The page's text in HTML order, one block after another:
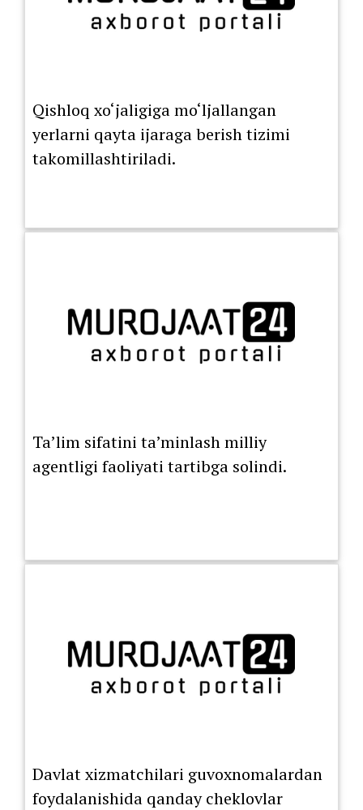
Qishloq xo‘jaligiga mo‘ljallangan
yerlarni qayta ijaraga berish tizimi
takomillashtiriladi.
Ta’lim sifatini ta’minlash milliy
agentligi faoliyati tartibga solindi.
Davlat xizmatchilari guvoxnomalardan
foydalanishida qanday cheklovlar